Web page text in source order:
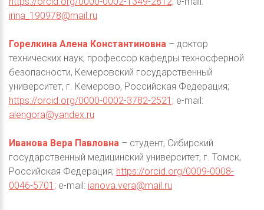
irina_190978@mail.ru
Горелкина Алена Константиновна – доктор
технических наук, профессор кафедры техносферной
безопасности, Кемеровский государственный
университет, г. Кемерово, Российская Федерация;
https://orcid.org/0000-0002-3782-2521; e-mail:
alengora@yandex.ru
Иванова Вера Павловна – студент, Сибирский
государственный медицинский университет, г. Томск,
Российская Федерация; https://orcid.org/0009-0008-
0046-5701; e-mail: ianova.vera@mail.ru